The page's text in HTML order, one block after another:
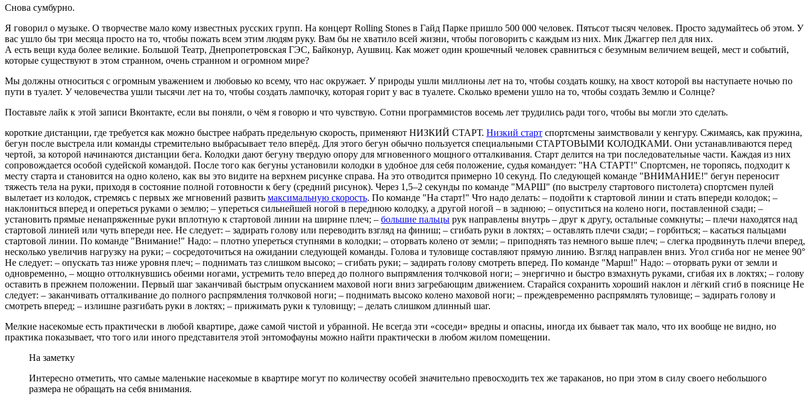
Снова сумбурно.
Я говорил о музыке. О творчестве мало кому известных русских групп. На концерт Rolling Stones в Гайд Парке пришло 500 000 человек. Пятьсот тысяч человек. Просто задумайтесь об этом. У
вас ушло бы три месяца просто на то, чтобы пожать всем этим людям руку. Вам бы не хватило всей жизни, чтобы поговорить с каждым из них. Мик Джаггер пел для них.
А есть вещи куда более великие. Большой Театр, Днепропетровская ГЭС, Байконур, Аушвиц. Как может один крошечный человек сравниться с безумным величием вещей, мест и событий,
которые существуют в этом странном, очень странном и огромном мире?
Мы должны относиться с огромным уважением и любовью ко всему, что нас окружает. У природы ушли миллионы лет на то, чтобы создать кошку, на хвост которой вы наступаете ночью по
пути в туалет. У человечества ушли тысячи лет на то, чтобы создать лампочку, которая горит у вас в туалете. Сколько времени ушло на то, чтобы создать Землю и Солнце?
Поставьте лайк к этой записи Вконтакте, если вы поняли, о чём я говорю и что чувствую. Сотни программистов восемь лет трудились ради того, чтобы вы могли это сделать.
короткие дистанции, где требуется как можно быстрее набрать предельную скорость, применяют НИЗКИЙ СТАРТ. Низкий старт спортсмены заимствовали у кенгуру. Сжимаясь, как пружина,
бегун после выстрела или команды стремительно выбрасывает тело вперёд. Для этого бегун обычно пользуется специальными СТАРТОВЫМИ КОЛОДКАМИ. Они устанавливаются перед
чертой, за которой начинаются дистанции бега. Колодки дают бегуну твердую опору для мгновенного мощного отталкивания. Старт делится на три последовательные части. Каждая из них
сопровождается особой судейской командой. После того как бегуны установили колодки в удобное для себя положение, судья командует: "НА СТАРТ!" Спортсмен, не торопясь, подходит к
месту старта и становится на одно колено, как вы это видите на верхнем рисунке справа. На это отводится примерно 10 секунд. По следующей команде "ВНИМАНИЕ!" бегун переносит
тяжесть тела на руки, приходя в состояние полной готовности к бегу (средний рисунок). Через 1,5–2 секунды по команде "МАРШ" (по выстрелу стартового пистолета) спортсмен пулей
вылетает из колодок, стремясь с первых же мгновений развить максимальную скорость. По команде "На старт!" Что надо делать: – подойти к стартовой линии и стать впереди колодок; –
наклониться вперед и опереться руками о землю; – упереться сильнейшей ногой в переднюю колодку, а другой ногой – в заднюю; – опуститься на колено ноги, поставленной сзади; –
установить прямые ненапряженные руки вплотную к стартовой линии на ширине плеч; – большие пальцы рук направлены внутрь – друг к другу, остальные сомкнуты; – плечи находятся над
стартовой линией или чуть впереди нее. Не следует: – задирать голову или переводить взгляд на финиш; – сгибать руки в локтях; – оставлять плечи сзади; – горбиться; – касаться пальцами
стартовой линии. По команде "Внимание!" Надо: – плотно упереться ступнями в колодки; – оторвать колено от земли; – приподнять таз немного выше плеч; – слегка продвинуть плечи вперед,
несколько увеличив нагрузку на руки; – сосредоточиться на ожидании следующей команды. Голова и туловище составляют прямую линию. Взгляд направлен вниз. Угол сгиба ног не менее 90°
Не следует: – опускать таз ниже уровня плеч; – поднимать таз слишком высоко; – сгибать руки; – задирать голову смотреть вперед. По команде "Марш!" Надо: – оторвать руки от земли и
одновременно, – мощно оттолкнувшись обеими ногами, устремить тело вперед до полного выпрямления толчковой ноги; – энергично и быстро взмахнуть руками, сгибая их в локтях; – голову
оставить в прежнем положении. Первый шаг заканчивай быстрым опусканием маховой ноги вниз загребающим движением. Старайся сохранить хороший наклон и лёгкий сгиб в пояснице Не
следует: – заканчивать отталкивание до полного распрямления толчковой ноги; – поднимать высоко колено маховой ноги; – преждевременно распрямлять туловище; – задирать голову и
смотреть вперед; – излишне разгибать руки в локтях; – прижимать руки к туловищу; – делать слишком длинный шаг.
Мелкие насекомые есть практически в любой квартире, даже самой чистой и убранной. Не всегда эти «соседи» вредны и опасны, иногда их бывает так мало, что их вообще не видно, но
практика показывает, что того или иного представителя этой энтомофауны можно найти практически в любом жилом помещении.
На заметку
Интересно отметить, что самые маленькие насекомые в квартире могут по количеству особей значительно превосходить тех же тараканов, но при этом в силу своего небольшого
размера не обращать на себя внимания.